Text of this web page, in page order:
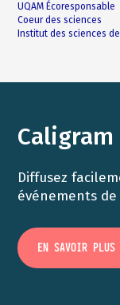
UQAM Écoresponsable
Coeur des sciences
Institut des sciences
Caligram
Diffusez
événements
EN SAVOIR PLUS